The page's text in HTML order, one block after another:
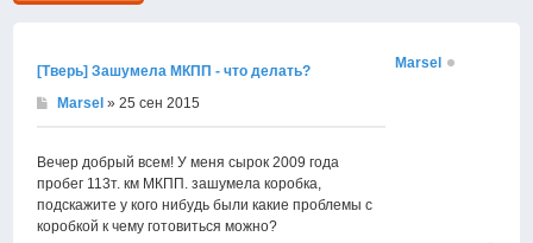
[Тверь] Зашумела МКПП - что делать?
Marsel » 25 сен 2015
Вечер добрый всем! У меня сырок 2009 года
пробег 113т. км МКПП. зашумела коробка,
подскажите у кого нибудь были какие проблемы с
коробкой к чему готовиться можно?
Marsel